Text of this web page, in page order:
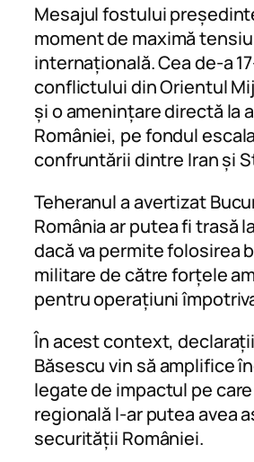
Mesajul fostului
moment de maximă
internațională. Cea de-a
conflictului din Orientul
și o amenințare directă la
României, pe fondul
confruntării dintre Iran și
Teheranul a avertizat
România ar putea fi trasă
dacă va permite folosirea
militare de către forțele
pentru operațiuni
În acest context,
Băsescu vin să amplifice
legate de impactul pe
regională l-ar putea avea
securității României.